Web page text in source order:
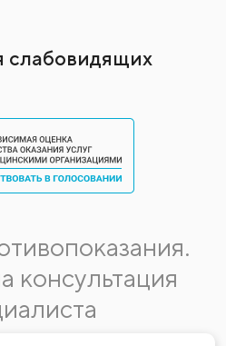
слабовидящих
консультация